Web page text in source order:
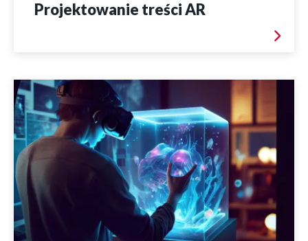
Projektowanie treści AR